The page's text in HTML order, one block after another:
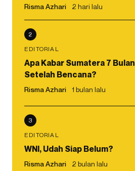
Risma Azhari 2 hari lalu
2
EDITORIAL
Apa Kabar Sumatera 7 Bulan
Setelah Bencana?
Risma Azhari 1 bulan lalu
3
EDITORIAL
WNI, Udah Siap Belum?
Risma Azhari 2 bulan lalu